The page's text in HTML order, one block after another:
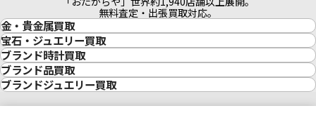
無料査定・出張買取対応。
金・貴金属買取
金買取
金の相場価格情報
金の参考買取価格一覧
インゴット買取
インゴットの相場価格情報
24金買取
宝石・ジュエリー買取
宝石・ジュエリー買取
ダイヤモンド買取
ダイヤモンド・宝石の参考価格一覧
リング・結婚指輪買取
エメラルド買取
ブランド時計買取
時計買取
ロレックス買取
ロレックス デイトナ買取
ロレックス サブマリーナー買取
ブランド品買取
ブランド買取
ルイ・ヴィトン買取
ルイ・ヴィトン買取の参考価格一覧
ブランドジュエリー買取